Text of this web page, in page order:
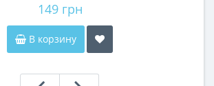
149 грн
В корзину